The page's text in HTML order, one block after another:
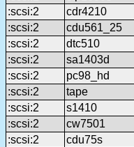
:scsi:2
cdr4210
:scsi:2
cdu561_25
:scsi:2
dtc510
:scsi:2
sa1403d
:scsi:2
pc98_hd
:scsi:2
tape
:scsi:2
s1410
:scsi:2
cw7501
:scsi:2
cdu75s